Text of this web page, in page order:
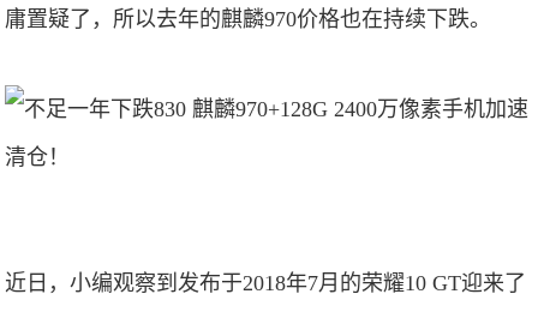
庸置疑了，所以去年的麒麟970价格也在持续下跌。
近日，小编观察到发布于2018年7月的荣耀10 GT迎来了